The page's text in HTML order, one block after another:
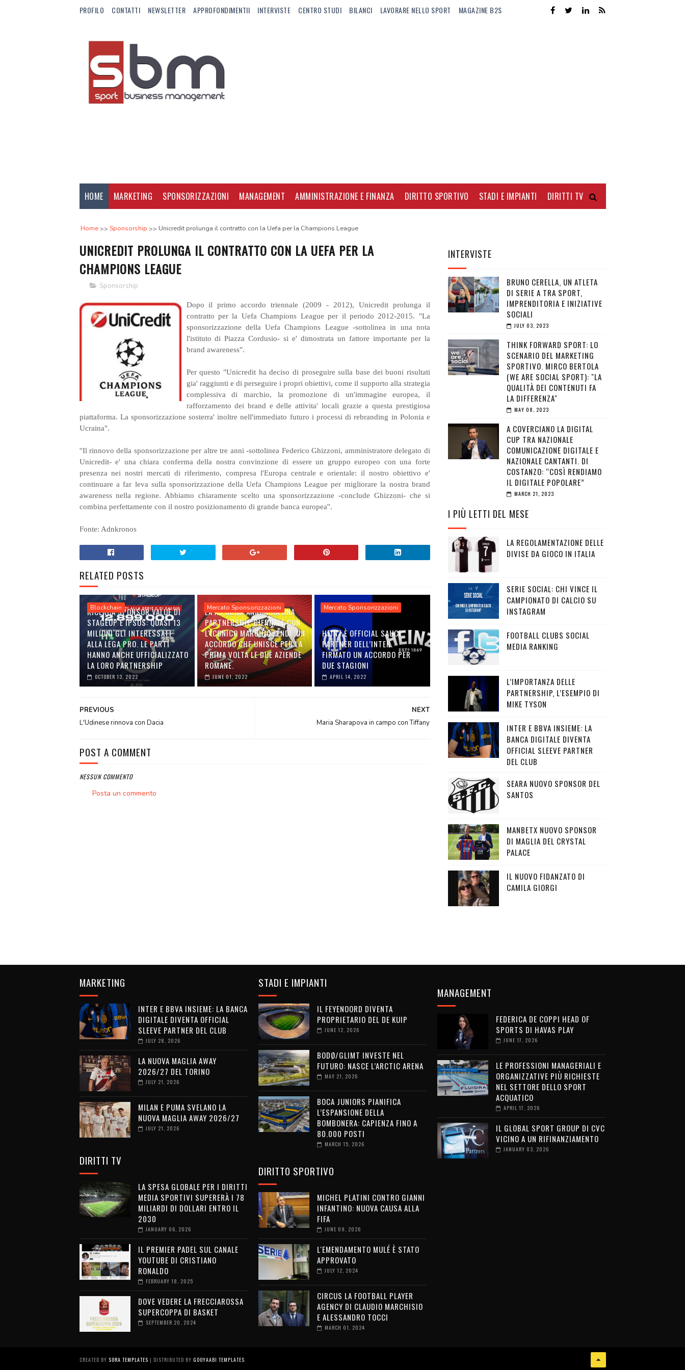
PROFILO CONTATTI NEWSLETTER APPROFONDIMENTII INTERVISTE CENTRO STUDI BILANCI LAVORARE NELLO SPORT MAGAZINE B2S
HOME MARKETING SPONSORIZZAZIONI MANAGEMENT AMMINISTRAZIONE E FINANZA DIRITTO SPORTIVO STADI E IMPIANTI DIRITTI TV
Home Sponsorship Unicredit prolunga il contratto con la Uefa per la Champions League
UNICREDIT PROLUNGA IL CONTRATTO CON LA UEFA PER LA
CHAMPIONS LEAGUE
Sponsorship
Dopo il primo accordo triennale (2009 - 2012), Unicredit prolunga il
contratto per la Uefa Champions League per il periodo 2012-2015. "La
sponsorizzazione della Uefa Champions League -sottolinea in una nota
l'istituto di Piazza Cordusio- si e' dimostrata un fattore importante per la
brand awareness".
Per questo "Unicredit ha deciso di proseguire sulla base dei buoni risultati
gia' raggiunti e di perseguire i propri obiettivi, come il supporto alla strategia
complessiva di marchio, la promozione di un'immagine europea, il
rafforzamento dei brand e delle attivita' locali grazie a questa prestigiosa
piattaforma. La sponsorizzazione sosterra' inoltre nell'immediato futuro i processi di rebranding in Polonia e
Ucraina".
''Il rinnovo della sponsorizzazione per altre tre anni -sottolinea Federico Ghizzoni, amministratore delegato di
Unicredit- e' una chiara conferma della nostra convinzione di essere un gruppo europeo con una forte
presenza nei nostri mercati di riferimento, compresa l'Europa centrale e orientale: il nostro obiettivo e'
continuare a far leva sulla sponsorizzazione della Uefa Champions League per migliorare la nostra brand
awareness nella regione. Abbiamo chiaramente scelto una sponsorizzazione -conclude Ghizzoni- che si
combina perfettamente con il nostro posizionamento di grande banca europea''.
Fonte: Adnkronos
RELATED POSTS
Blockchain
RICERCA SPONSOR VALUE DI
STAGEUP E IPSOS: QUASI 13
MILIONI GLI INTERESSATI
ALLA LEGA PRO. LE PARTI
HANNO ANCHE UFFICIALIZZATO
LA LORO PARTNERSHIP
OCTOBER 13, 2022
Mercato Sponsorizzazioni
LA AS ROMA ANNUNCIA UNA
PARTNERSHIP BIENNALE CON
L'ICONICO MARCHIO FENDI: UN
ACCORDO CHE UNISCE PER LA
PRIMA VOLTA LE DUE AZIENDE
ROMANE.
JUNE 01, 2022
Mercato Sponsorizzazioni
HEINZ È OFFICIAL SAUCE
PARTNER DELL’INTER.
FIRMATO UN ACCORDO PER
DUE STAGIONI
APRIL 14, 2022
NEXT
Maria Sharapova in campo con Tiffany
PREVIOUS
L'Udinese rinnova con Dacia
POST A COMMENT
NESSUN COMMENTO
Posta un commento
INTERVISTE
BRUNO CERELLA, UN ATLETA
DI SERIE A TRA SPORT,
IMPRENDITORIA E INIZIATIVE
SOCIALI
JULY 03, 2023
THINK FORWARD SPORT: LO
SCENARIO DEL MARKETING
SPORTIVO. MIRCO BERTOLA
(WE ARE SOCIAL SPORT): "LA
QUALITÀ DEI CONTENUTI FA
LA DIFFERENZA"
MAY 08, 2023
A COVERCIANO LA DIGITAL
CUP TRA NAZIONALE
COMUNICAZIONE DIGITALE E
NAZIONALE CANTANTI. DI
COSTANZO: “COSÌ RENDIAMO
IL DIGITALE POPOLARE”
MARCH 21, 2023
I PIÙ LETTI DEL MESE
LA REGOLAMENTAZIONE DELLE
DIVISE DA GIOCO IN ITALIA
SERIE SOCIAL: CHI VINCE IL
CAMPIONATO DI CALCIO SU
INSTAGRAM
FOOTBALL CLUBS SOCIAL
MEDIA RANKING
L’IMPORTANZA DELLE
PARTNERSHIP, L’ESEMPIO DI
MIKE TYSON
INTER E BBVA INSIEME: LA
BANCA DIGITALE DIVENTA
OFFICIAL SLEEVE PARTNER
DEL CLUB
SEARA NUOVO SPONSOR DEL
SANTOS
MANBETX NUOVO SPONSOR
DI MAGLIA DEL CRYSTAL
PALACE
IL NUOVO FIDANZATO DI
CAMILA GIORGI
MARKETING
INTER E BBVA INSIEME: LA BANCA
DIGITALE DIVENTA OFFICIAL
SLEEVE PARTNER DEL CLUB
JULY 28, 2026
LA NUOVA MAGLIA AWAY
2026/27 DEL TORINO
JULY 21, 2026
MILAN E PUMA SVELANO LA
NUOVA MAGLIA AWAY 2026/27
JULY 21, 2026
DIRITTI TV
LA SPESA GLOBALE PER I DIRITTI
MEDIA SPORTIVI SUPERERÀ I 78
MILIARDI DI DOLLARI ENTRO IL
2030
JANUARY 06, 2026
IL PREMIER PADEL SUL CANALE
YOUTUBE DI CRISTIANO
RONALDO
FEBRUARY 18, 2025
DOVE VEDERE LA FRECCIAROSSA
SUPERCOPPA DI BASKET
SEPTEMBER 20, 2024
STADI E IMPIANTI
IL FEYENOORD DIVENTA
PROPRIETARIO DEL DE KUIP
JUNE 12, 2026
BODØ/GLIMT INVESTE NEL
FUTURO: NASCE L’ARCTIC ARENA
MAY 21, 2026
BOCA JUNIORS PIANIFICA
L’ESPANSIONE DELLA
BOMBONERA: CAPIENZA FINO A
80.000 POSTI
MARCH 15, 2026
DIRITTO SPORTIVO
MICHEL PLATINI CONTRO GIANNI
INFANTINO: NUOVA CAUSA ALLA
FIFA
JUNE 09, 2026
L'EMENDAMENTO MULÉ È STATO
APPROVATO
JULY 12, 2024
CIRCUS LA FOOTBALL PLAYER
AGENCY DI CLAUDIO MARCHISIO
E ALESSANDRO TOCCI
MARCH 01, 2024
MANAGEMENT
FEDERICA DE COPPI HEAD OF
SPORTS DI HAVAS PLAY
JUNE 17, 2026
LE PROFESSIONI MANAGERIALI E
ORGANIZZATIVE PIÙ RICHIESTE
NEL SETTORE DELLO SPORT
ACQUATICO
APRIL 17, 2026
IL GLOBAL SPORT GROUP DI CVC
VICINO A UN RIFINANZIAMENTO
JANUARY 03, 2026
CREATED BY SORA TEMPLATES | DISTRIBUTED BY GOOYAABI TEMPLATES